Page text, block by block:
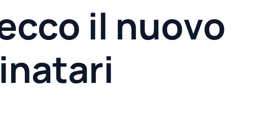
il nuovo